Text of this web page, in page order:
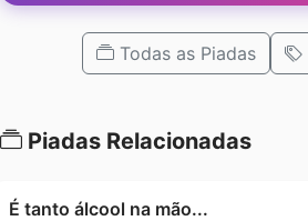
Todas as Piadas
Piadas Relacionadas
É tanto álcool na mão...